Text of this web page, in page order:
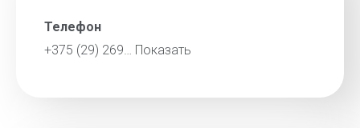
Телефон
+375 (29) 269… Показать